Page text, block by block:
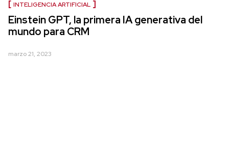
INTELIGENCIA ARTIFICIAL
Einstein GPT, la primera IA generativa del
mundo para CRM
marzo 21, 2023